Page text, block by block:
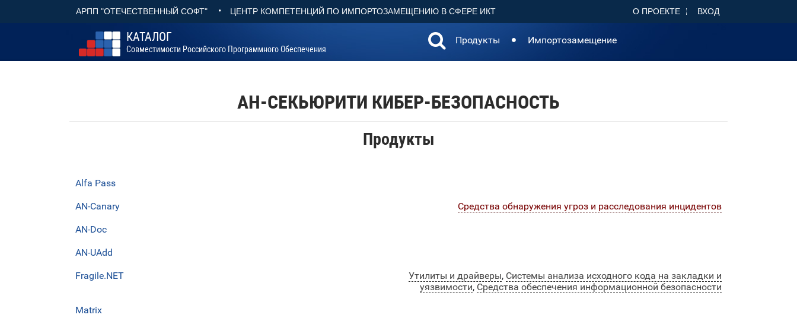
АРПП "ОТЕЧЕСТВЕННЫЙ СОФТ" • ЦЕНТР КОМПЕТЕНЦИЙ ПО ИМПОРТОЗАМЕЩЕНИЮ В СФЕРЕ ИКТ О ПРОЕКТЕ ВХОД
КАТАЛОГ
Совместимости Российского Программного Обеспечения
Продукты Импортозамещение
АН-СЕКЬЮРИТИ КИБЕР-БЕЗОПАСНОСТЬ
Продукты
Alfa Pass
AN-Canary Средства обнаружения угроз и расследования инцидентов
AN-Doc
AN-UAdd
Fragile.NET Утилиты и драйверы, Системы анализа исходного кода на закладки и
уязвимости, Средства обеспечения информационной безопасности
Matrix